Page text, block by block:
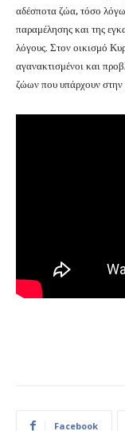
αδέσποτα ζώα, τόσο
παραμέλησης και της
λόγους. Στον οικισμό
αγανακτισμένοι και
ζώων που υπάρχουν στην
Facebook